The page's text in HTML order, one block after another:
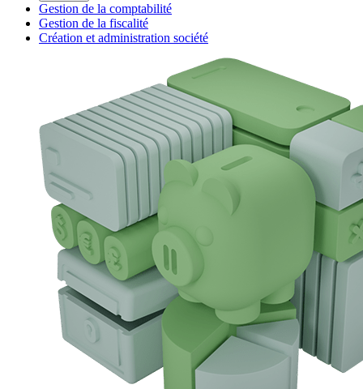
Gestion de la comptabilité
Gestion de la fiscalité
Création et administration société